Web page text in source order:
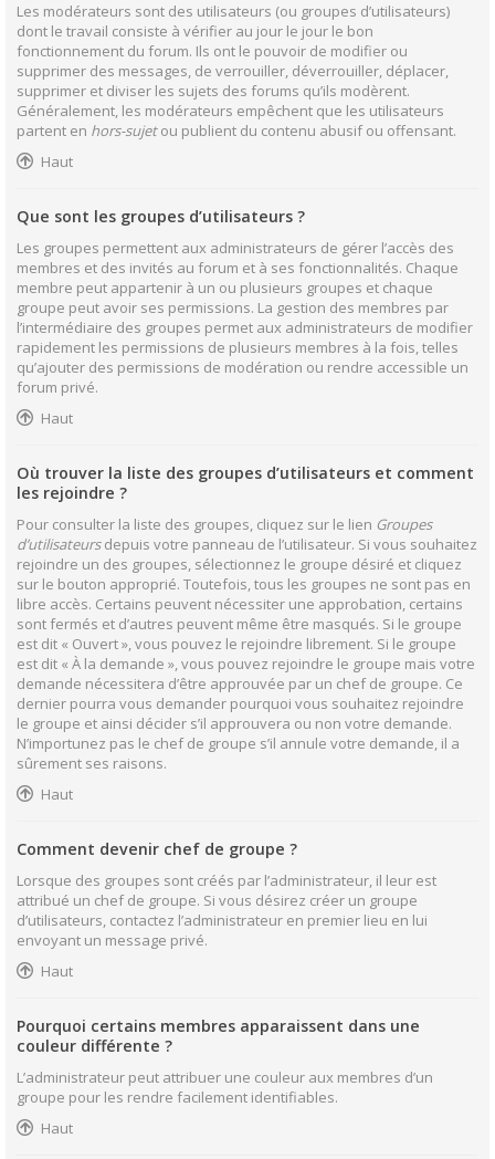
Les modérateurs sont des utilisateurs (ou groupes d’utilisateurs)
dont le travail consiste à vérifier au jour le jour le bon
fonctionnement du forum. Ils ont le pouvoir de modifier ou
supprimer des messages, de verrouiller, déverrouiller, déplacer,
supprimer et diviser les sujets des forums qu’ils modèrent.
Généralement, les modérateurs empêchent que les utilisateurs
partent en hors-sujetou publient du contenu abusif ou offensant.
Haut
Que sont les groupes d’utilisateurs ?
Les groupes permettent aux administrateurs de gérer l’accès des
membres et des invités au forum et à ses fonctionnalités. Chaque
membre peut appartenir à un ou plusieurs groupes et chaque
groupe peut avoir ses permissions. La gestion des membres par
l’intermédiaire des groupes permet aux administrateurs de modifier
rapidement les permissions de plusieurs membres à la fois, telles
qu’ajouter des permissions de modération ou rendre accessible un
forum privé.
Haut
Où trouver la liste des groupes d’utilisateurs et comment
les rejoindre ?
Pour consulter la liste des groupes, cliquez sur le lien Groupes
d’utilisateursdepuis votre panneau de l’utilisateur. Si vous souhaitez
rejoindre un des groupes, sélectionnez le groupe désiré et cliquez
sur le bouton approprié. Toutefois, tous les groupes ne sont pas en
libre accès. Certains peuvent nécessiter une approbation, certains
sont fermés et d’autres peuvent même être masqués. Si le groupe
est dit « Ouvert », vous pouvez le rejoindre librement. Si le groupe
est dit « À la demande », vous pouvez rejoindre le groupe mais votre
demande nécessitera d’être approuvée par un chef de groupe. Ce
dernier pourra vous demander pourquoi vous souhaitez rejoindre
le groupe et ainsi décider s’il approuvera ou non votre demande.
N’importunez pas le chef de groupe s’il annule votre demande, il a
sûrement ses raisons.
Haut
Comment devenir chef de groupe ?
Lorsque des groupes sont créés par l’administrateur, il leur est
attribué un chef de groupe. Si vous désirez créer un groupe
d’utilisateurs, contactez l’administrateur en premier lieu en lui
envoyant un message privé.
Haut
Pourquoi certains membres apparaissent dans une
couleur différente ?
L’administrateur peut attribuer une couleur aux membres d’un
groupe pour les rendre facilement identifiables.
Haut